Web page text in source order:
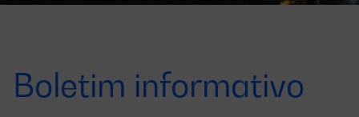
Boletim informativo